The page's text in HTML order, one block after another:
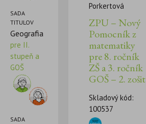
SADA
TITULOV
Geografia
pre II.
stupeň a
GOŠ
SADA
Porkertová
ZPU – Nový
Pomocník z
matematiky
pre 8. ročník
ZŠ a 3. ročník
GOŠ – 2. zošit
Skladový kód:
100537